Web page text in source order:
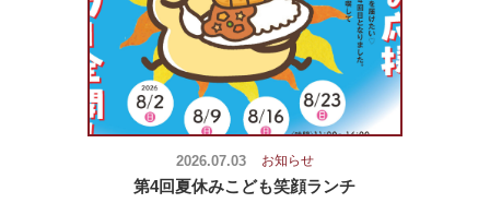
2026.07.03 お知らせ
第4回夏休みこども笑顔ランチ